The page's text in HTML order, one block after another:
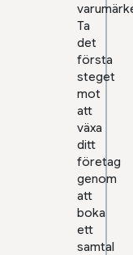
Ta
det
första
steget
mot
att
växa
ditt
företag
genom
att
boka
ett
samtal